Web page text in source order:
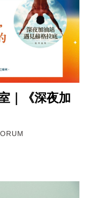
｜《深夜加